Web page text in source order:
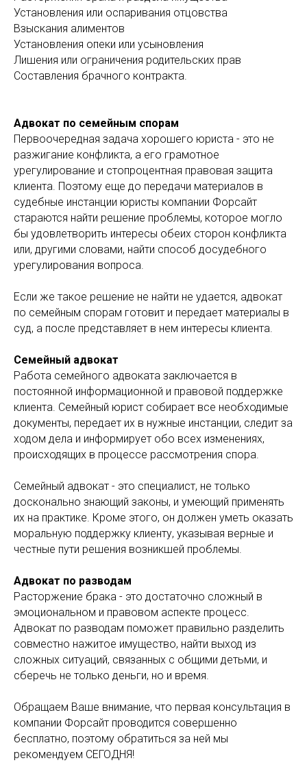
Установления или оспаривания отцовства
Взыскания алиментов
Установления опеки или усыновления
Лишения или ограничения родительских прав
Составления брачного контракта.
Адвокат по семейным спорам
Первоочередная задача хорошего юриста - это не
разжигание конфликта, а его грамотное
урегулирование и стопроцентная правовая защита
клиента. Поэтому еще до передачи материалов в
судебные инстанции юристы компании Форсайт
стараются найти решение проблемы, которое могло
бы удовлетворить интересы обеих сторон конфликта
или, другими словами, найти способ досудебного
урегулирования вопроса.
Если же такое решение не найти не удается, адвокат
по семейным спорам готовит и передает материалы в
суд, а после представляет в нем интересы клиента.
Семейный адвокат
Работа семейного адвоката заключается в
постоянной информационной и правовой поддержке
клиента. Семейный юрист собирает все необходимые
документы, передает их в нужные инстанции, следит за
ходом дела и информирует обо всех изменениях,
происходящих в процессе рассмотрения спора.
Семейный адвокат - это специалист, не только
досконально знающий законы, и умеющий применять
их на практике. Кроме этого, он должен уметь оказать
моральную поддержку клиенту, указывая верные и
честные пути решения возникшей проблемы.
Адвокат по разводам
Расторжение брака - это достаточно сложный в
эмоциональном и правовом аспекте процесс.
Адвокат по разводам поможет правильно разделить
совместно нажитое имущество, найти выход из
сложных ситуаций, связанных с общими детьми, и
сберечь не только деньги, но и время.
Обращаем Ваше внимание, что первая консультация в
компании Форсайт проводится совершенно
бесплатно, поэтому обратиться за ней мы
рекомендуем СЕГОДНЯ!